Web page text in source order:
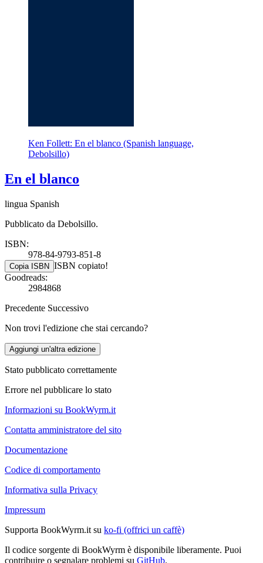
Ken Follett: En el blanco (Spanish language,
Debolsillo)
En el blanco
lingua Spanish
Pubblicato da Debolsillo.
ISBN:
978-84-9793-851-8
Copia ISBN ISBN copiato!
Goodreads:
2984868
Precedente Successivo
Non trovi l'edizione che stai cercando?
Aggiungi un'altra edizione
Stato pubblicato correttamente
Errore nel pubblicare lo stato
Informazioni su BookWyrm.it
Contatta amministratore del sito
Documentazione
Codice di comportamento
Informativa sulla Privacy
Impressum
Supporta BookWyrm.it su ko-fi (offrici un caffè)
Il codice sorgente di BookWyrm è disponibile liberamente. Puoi
contribuire o segnalare problemi su GitHub.